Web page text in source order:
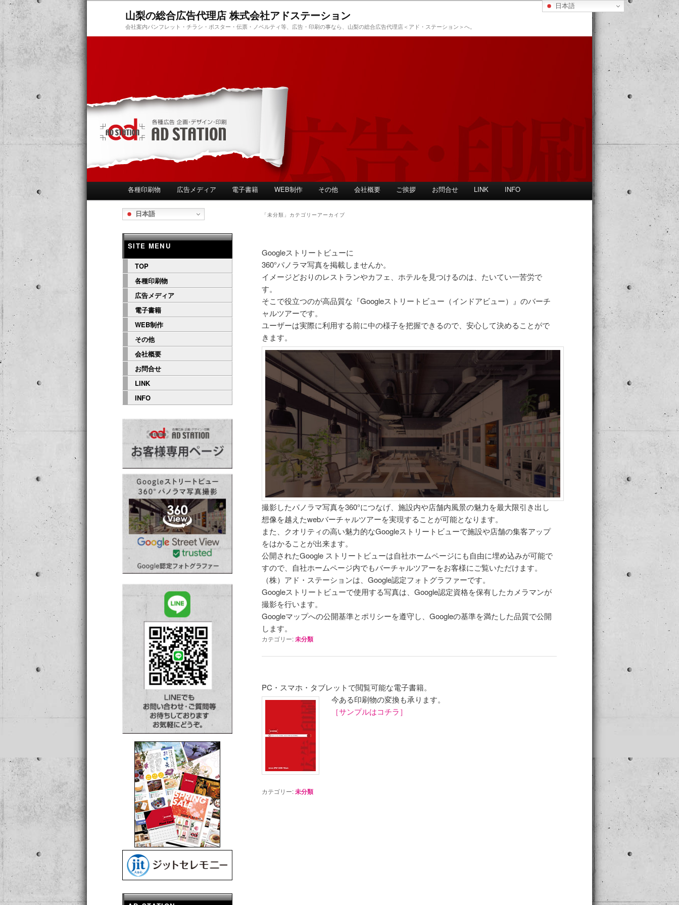
山梨の総合広告代理店 株式会社アドステーション
会社案内パンフレット・チラシ・ポスター・伝票・ノベルティ等、広告・印刷の事なら、山梨の総合広告代理店＜アド・ステーション＞へ。
メ
メ
イ
ン
コ
ン
テ
ン
ツ
へ
動
サ
ブ
コ
ン
テ
ン
ツ
へ
移
各種印刷物 広告メディア 電子書籍 WEB制作 その他 会社概要 ご挨拶 お問合せ LINK INFO
「未分類 」カテゴリーアーカイブ
Googleストリートビューに
360°パノラマ写真を掲載しませんか。
イメージどおりのレストランやカフェ、ホテルを見つけるのは、たいてい一苦労で
す。
そこで役立つのが高品質な『Googleストリートビュー（インドアビュー）』のバーチ
ャルツアーです。
ユーザーは実際に利用する前に中の様子を把握できるので、安心して決めることがで
きます。
撮影したパノラマ写真を360°につなげ、施設内や店舗内風景の魅力を最大限引き出し
想像を越えたwebバーチャルツアーを実現することが可能となります。
また、クオリティの高い魅力的なGoogleストリートビューで施設や店舗の集客アップ
をはかることが出来ます。
公開されたGoogle ストリートビューは自社ホームページにも自由に埋め込みが可能で
すので、自社ホームページ内でもバーチャルツアーをお客様にご覧いただけます。
（株）アド・ステーションは、Google認定フォトグラファーです。
Googleストリートビューで使用する写真は、Google認定資格を保有したカメラマンが
撮影を行います。
Googleマップへの公開基準とポリシーを遵守し、Googleの基準を満たした品質で公開
します。
カテゴリー:未分類
PC・スマホ・タブレットで閲覧可能な電子書籍。
今ある印刷物の変換も承ります。
［サンプルはコチラ］
カテゴリー:未分類
日本語
SITE MENU
TOP
各種印刷物
広告メディア
電子書籍
WEB制作
その他
会社概要
お問合せ
LINK
INFO
日本語